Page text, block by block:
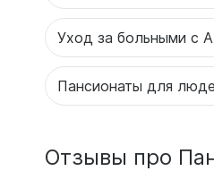
Уход за больными с
Пансионаты для
Отзывы про